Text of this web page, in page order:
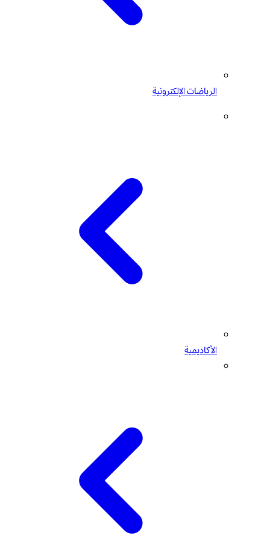
الرياضات الإلكترونية
الأكاديمية